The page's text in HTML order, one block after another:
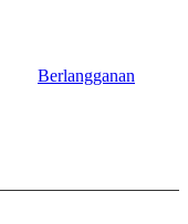
Berlangganan